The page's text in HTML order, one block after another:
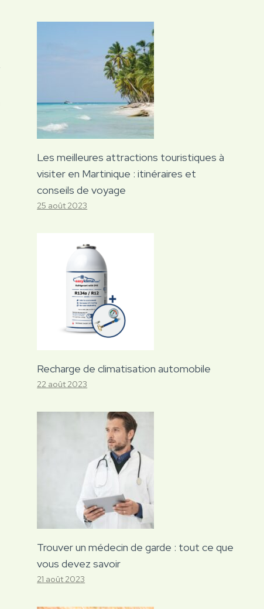
Les meilleures attractions touristiques à
visiter en Martinique : itinéraires et
conseils de voyage
25 août 2023
Recharge de climatisation automobile
22 août 2023
Trouver un médecin de garde : tout ce que
vous devez savoir
21 août 2023